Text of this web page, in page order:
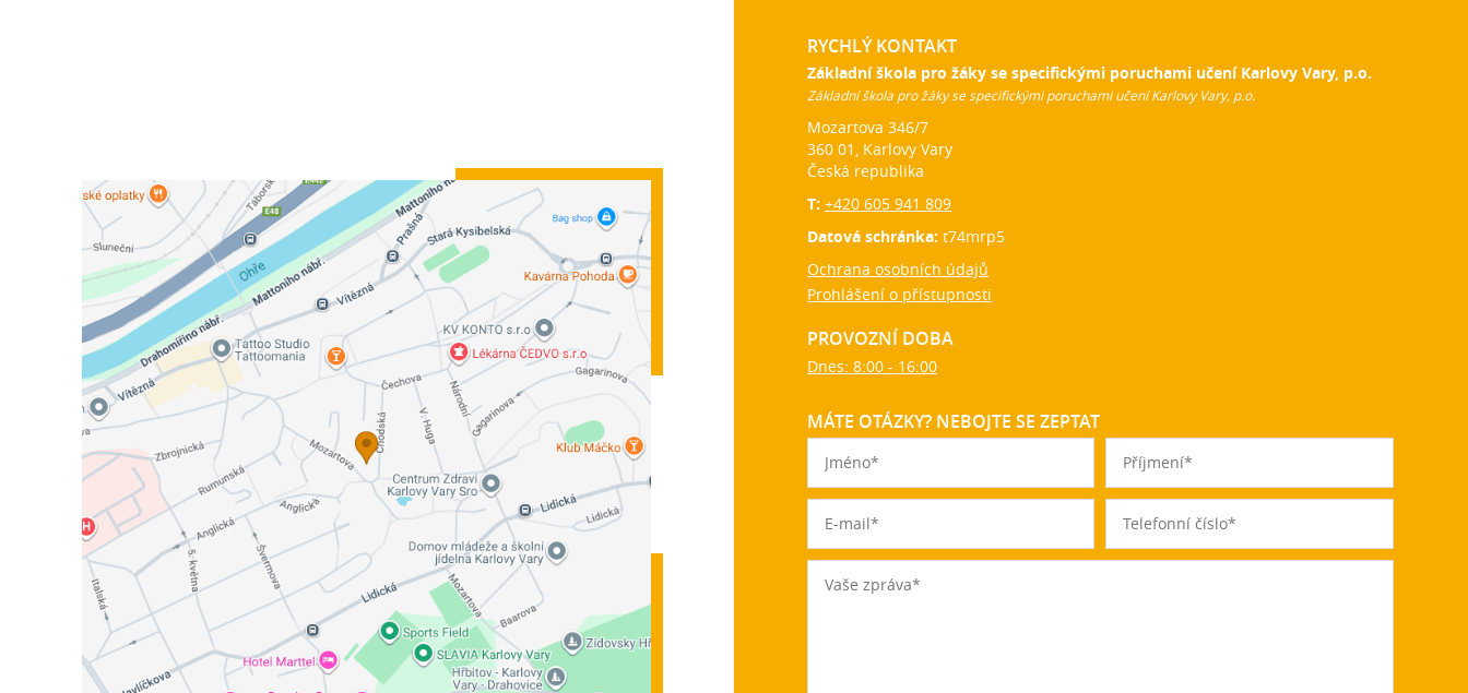
RYCHLÝ KONTAKT
Základní škola pro žáky se specifickými poruchami učení Karlovy Vary, p.o.
Základní škola pro žáky se specifickými poruchami učení Karlovy Vary, p.o.
Mozartova 346/7
360 01, Karlovy Vary
Česká republika
T:+420 605 941 809
Datová schránka:t74mrp5
Ochrana osobních údajů
Prohlášení o přístupnosti
PROVOZNÍ DOBA
Dnes: 8:00 - 16:00
MÁTE OTÁZKY? NEBOJTE SE ZEPTAT